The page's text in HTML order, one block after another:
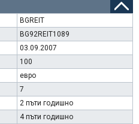
BGREIT
BG92REIT1089
03.09.2007
100
евро
7
2 пъти годишно
4 пъти годишно